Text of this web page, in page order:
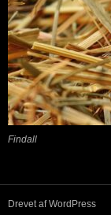
Findall
Drevet af WordPress